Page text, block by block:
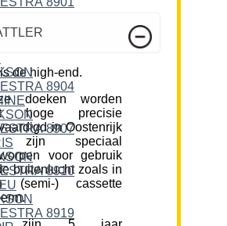
de high-end.
doeken worden
hoge precisie
in Oostenrijk
zijn speciaal
voor gebruik
buitenlucht zoals in
(semi-) cassette